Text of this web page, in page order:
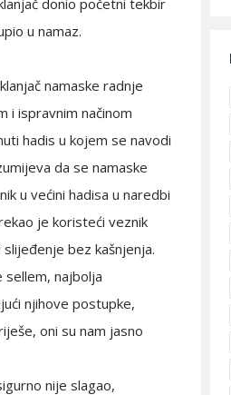
donio početni tekbir
u namaz.
namaske radnje
i ispravnim načinom
hadis u kojem se navodi
da se namaske
u većini hadisa u naredbi
je koristeći veznik
bez kašnjenja.
sellem, najbolja
njihove postupke,
oni su nam jasno
nije slagao,